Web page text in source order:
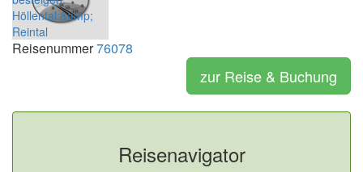
Reisenummer76078
zur Reise & Buchung
Reisenavigator